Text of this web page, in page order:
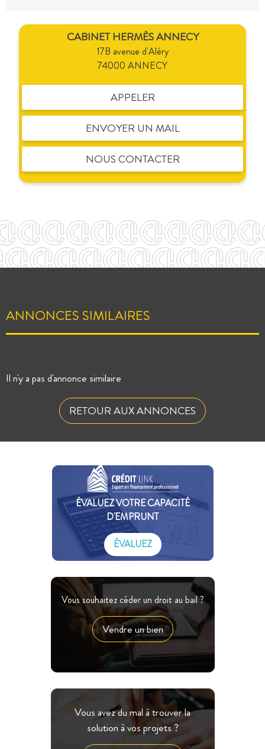
CABINET HERMÈS ANNECY
17B avenue d'Aléry
74000 ANNECY
APPELER
ENVOYER UN MAIL
NOUS CONTACTER
ANNONCES SIMILAIRES
Il n'y a pas d'annonce similaire
RETOUR AUX ANNONCES
ÉVALUEZ VOTRE CAPACITÉ
D'EMPRUNT
ÉVALUEZ
Vous souhaitez céder un droit au bail ?
Vendre un bien
Vous avez du mal à trouver la
solution à vos projets ?